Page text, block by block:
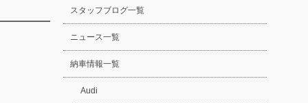
スタッフブログ一覧
ニュース一覧
納車情報一覧
Audi